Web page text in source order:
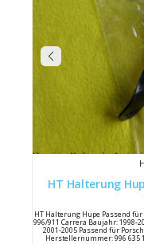
HT Halterung Hupe
HT Halterung Hupe Passend für
996/911 Carrera Baujahr: 1998-
2001-2005 Passend für
Herstellernummer: 996 635